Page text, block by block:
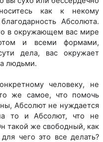
как к некому
Абсолюта.
в окружающем вас мире
и всеми формами,
дела, вас окружает
людьми.
человеку, не
же самое, что помочь
Абсолют не нуждается
то и Абсолют, что не
такой же свободный, как
чего это все делать?